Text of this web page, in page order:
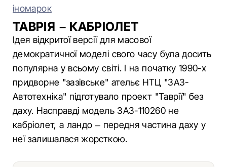
іномарок
ТАВРІЯ – КАБРІОЛЕТ
Ідея відкритої версії для масової
демократичної моделі свого часу була досить
популярна у всьому світі. І на початку 1990-х
придворне "зазівське" ательє НТЦ "ЗАЗ-
Автотехніка" підготувало проект "Таврії" без
даху. Насправді модель ЗАЗ-110260 не
кабріолет, а ландо – передня частина даху у
неї залишалася жорсткою.